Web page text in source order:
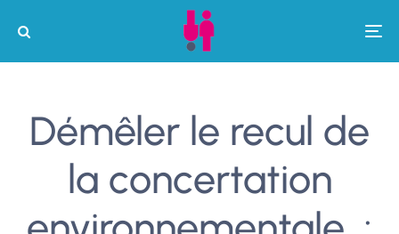
Démêler le recul de
la concertation